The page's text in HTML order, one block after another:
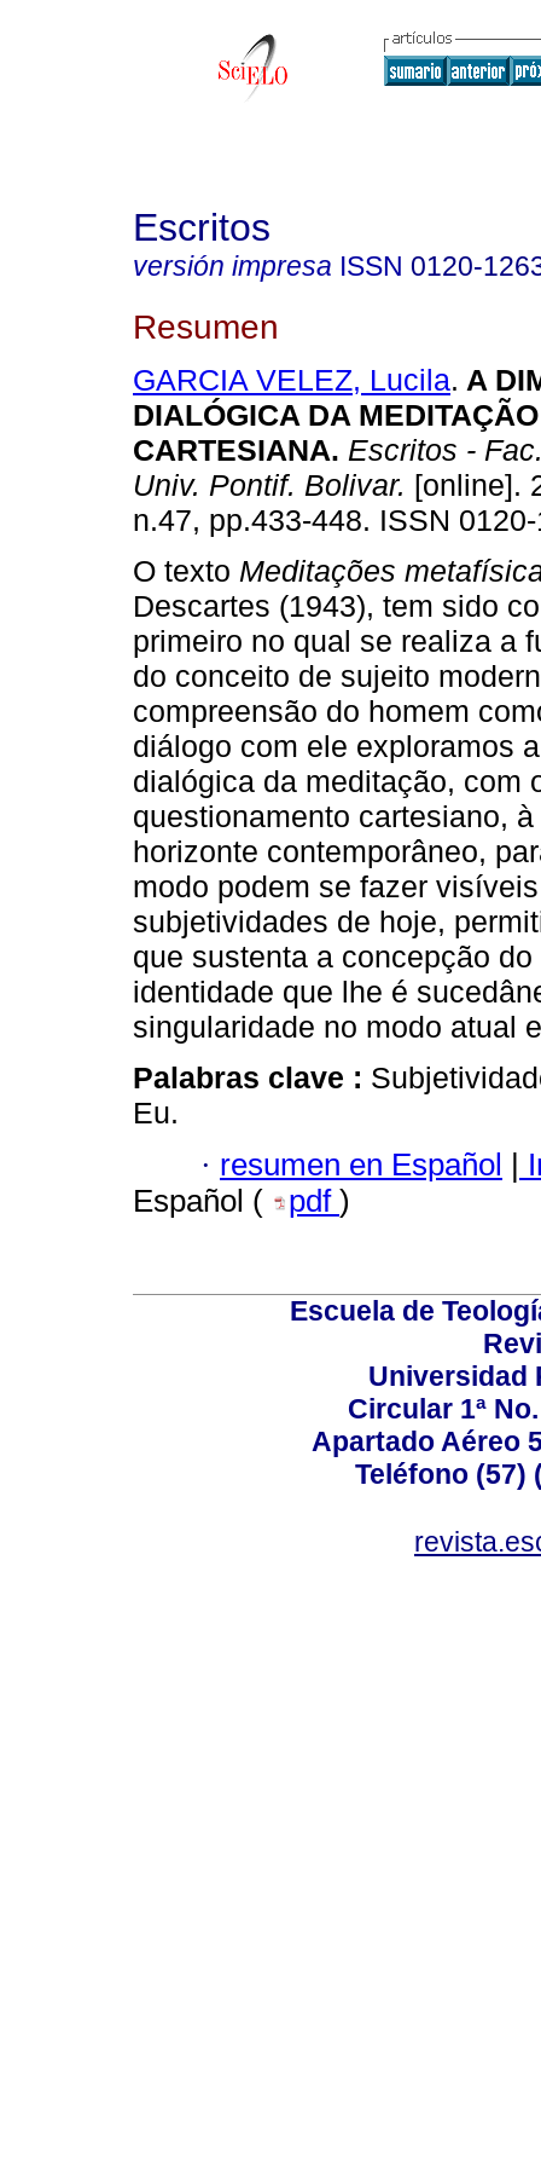
Escritos
versión impresa ISSN 0120-
Resumen
GARCIA VELEZ, Lucila. A
DIALÓGICA DA MEDITAÇÃO
CARTESIANA. Escritos -
Univ. Pontif. Bolivar. [online].
n.47, pp.433-448. ISSN
O texto Meditações
Descartes (1943), tem sido
primeiro no qual se realiza a
do conceito de sujeito
compreensão do homem
diálogo com ele exploramos
dialógica da meditação, com
questionamento cartesiano,
horizonte contemporâneo,
modo podem se fazer
subjetividades de hoje,
que sustenta a concepção
identidade que lhe é
singularidade no modo atual
Palabras clave :
Eu.
· resumen en Español |
Español (
pdf )
Escuela de
Universidad
Circular 1ª
Apartado Aéreo
Teléfono (57)